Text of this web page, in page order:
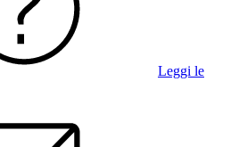
Leggi le